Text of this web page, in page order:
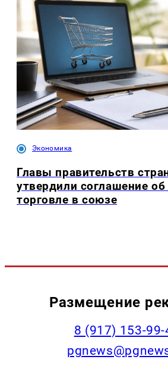
Экономика
Главы правительств
утвердили соглашение
торговле в союзе
Размещение
‭8 (917) 153-99-